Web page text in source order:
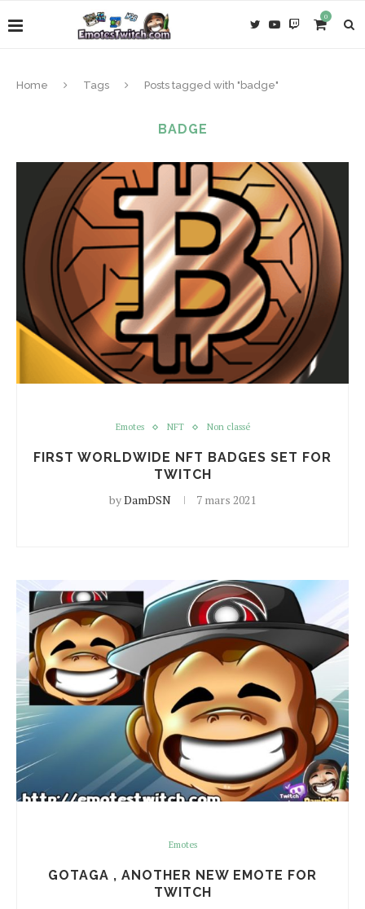
0
Home Tags Posts tagged with "badge"
BADGE
Emotes NFT Non classé
FIRST WORLDWIDE NFT BADGES SET FOR
TWITCH
byDamDSN 7 mars 2021
Emotes
GOTAGA , ANOTHER NEW EMOTE FOR
TWITCH